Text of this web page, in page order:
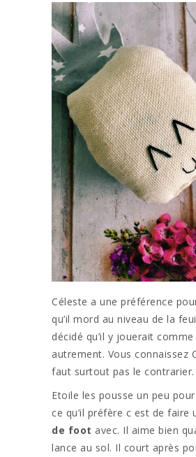
Céleste a une préférence
qu’il mord au niveau de la
décidé qu’il y jouerait
autrement. Vous connaissez
faut surtout pas le contrarier.
Etoile les pousse un peu
ce qu’il préfère c est de faire
de foot avec. Il aime bien
lance au sol. Il court après